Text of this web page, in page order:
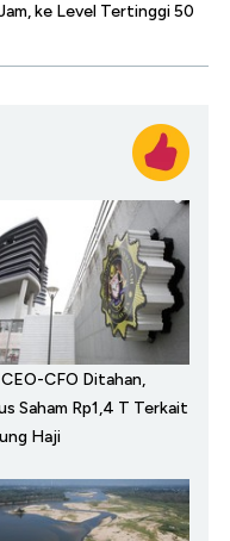
ke Level Tertinggi 50
CFO Ditahan,
Saham Rp1,4 T Terkait
Haji